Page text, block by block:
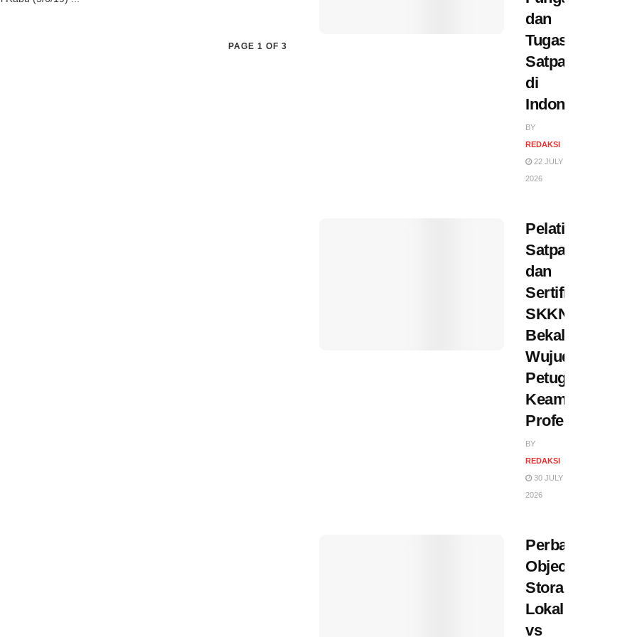
PAGE 1 OF 3
dan
Tugas
Satpam
di
Indonesia
BY
REDAKSI
22 JULY
2026
Pelatihan
Satpam
dan
Sertifikasi
SKKNI:
Bekal
Wujudkan
Petugas
Keamanan
Profesional
BY
REDAKSI
30 JULY
2026
Perbandingan
Object
Storage
Lokal
vs